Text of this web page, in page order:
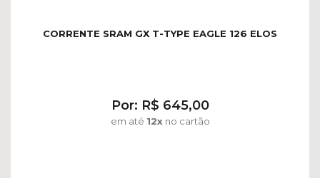
CORRENTE SRAM GX T-TYPE EAGLE 126 ELOS
Por: R$ 645,00
em até 12xno cartão